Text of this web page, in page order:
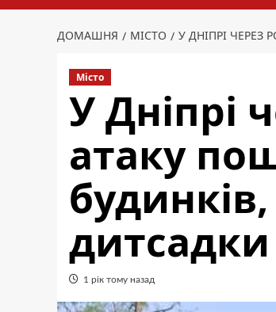
ДОМАШНЯ МІСТО У ДНІПРІ ЧЕРЕЗ
Місто
У Дніпрі
атаку
дитсадки
1 рік тому назад